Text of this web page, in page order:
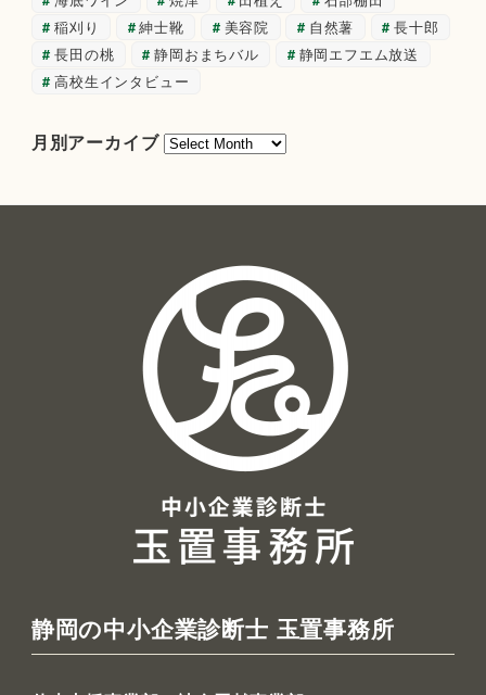
稲刈り
紳士靴 美容院 自然薯
長十郎
長田の桃
静岡おまちバル
静岡エフエム放送
高校生インタビュー
月別アーカイブ 月
ブ
静岡の中小企業診断士 玉置事務所